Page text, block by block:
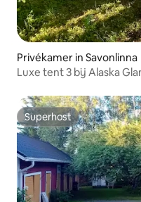
Privékamer in Savonlinna
Luxe tent 3 bij Alaska
Superhost
Superhost